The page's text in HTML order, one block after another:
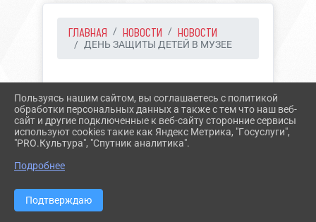
ГЛАВНАЯ НОВОСТИ НОВОСТИ
ДЕНЬ ЗАЩИТЫ ДЕТЕЙ В МУЗЕЕ
ДЕНЬ ЗАЩИТЫ ДЕТЕЙ В
МУЗЕЕ
Пользуясь нашим сайтом, вы соглашаетесь с политикой
обработки персональных данных а также с тем что наш веб-
сайт и другие подключенные к веб-сайту сторонние сервисы
используют cookies такие как Яндекс Метрика, "Госуслуги",
"PRO.Культура", "Спутник аналитика".
Подробнее
Подтверждаю